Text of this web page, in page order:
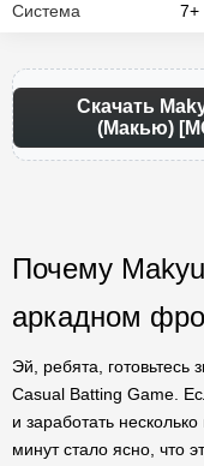
Система 7+
Скачать
(Макью)
Почему
аркадном
Эй, ребята, готовьтесь
Casual Batting Game.
и заработать
минут стало ясно, что